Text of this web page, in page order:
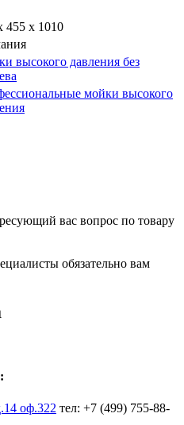
455 x 1010
высокого давления без
мойки высокого
вас вопрос по товару
обязательно вам
оф.322 тел: +7 (499) 755-88-